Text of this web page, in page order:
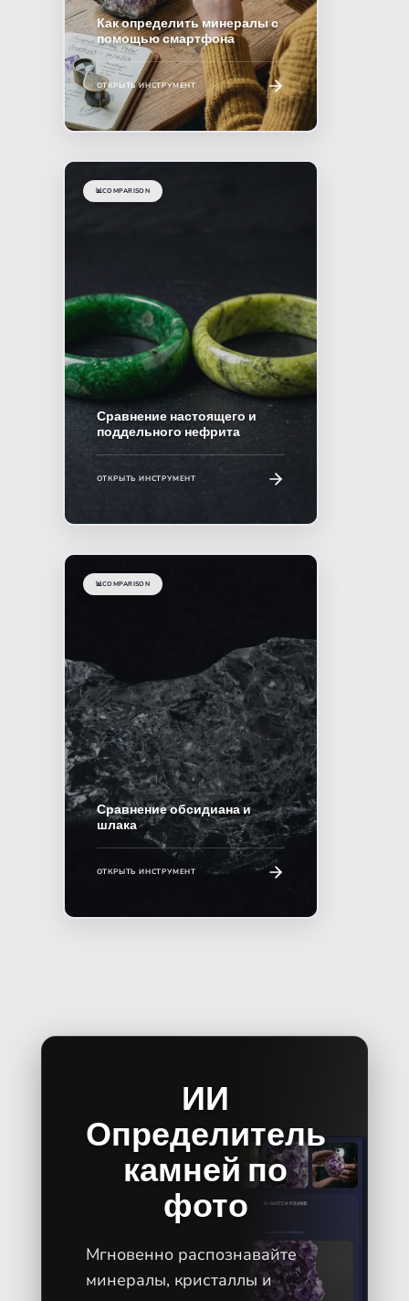
Как определить минералы с
помощью смартфона
ОТКРЫТЬ ИНСТРУМЕНТ
📊COMPARISON
Сравнение настоящего и
поддельного нефрита
ОТКРЫТЬ ИНСТРУМЕНТ
📊COMPARISON
Сравнение обсидиана и
шлака
ОТКРЫТЬ ИНСТРУМЕНТ
ИИ
Определитель
камней по
фото
Мгновенно распознавайте
минералы, кристаллы и